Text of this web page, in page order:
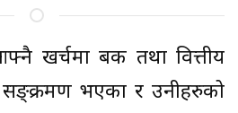
खर्चमा बैंक तथा वित्तीय
भएका र उनीहरुको